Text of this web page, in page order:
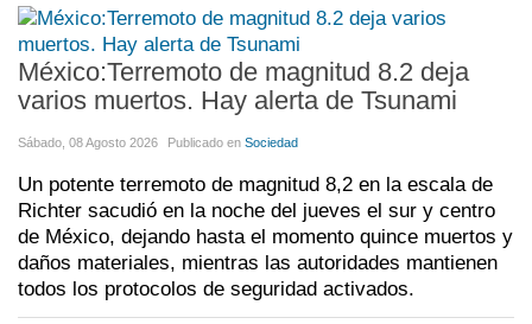
México:Terremoto de magnitud 8.2 deja
varios muertos. Hay alerta de Tsunami
Sábado, 08 Agosto 2026 Publicado en Sociedad
Un potente terremoto de magnitud 8,2 en la escala de
Richter sacudió en la noche del jueves el sur y centro
de México, dejando hasta el momento quince muertos y
daños materiales, mientras las autoridades mantienen
todos los protocolos de seguridad activados.